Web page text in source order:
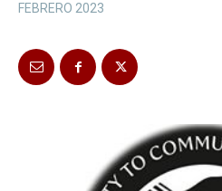
FEBRERO 2023